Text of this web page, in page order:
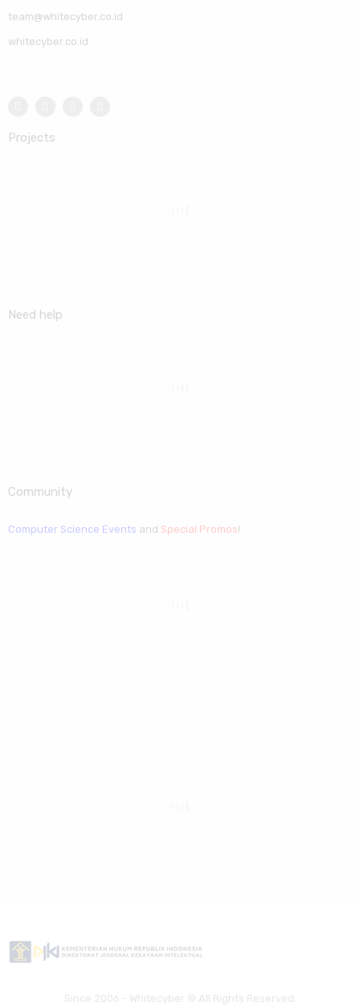
team@whitecyber.co.id
whitecyber.co.id
Projects
Need help
Community
Computer Science Events and Special Promos!
Since 2006 - Whitecyber ® All Rights Reserved.